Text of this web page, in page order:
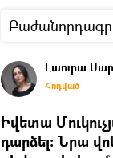
Լաուրա
Հոդված
Իվետա
դարձել: Նրա